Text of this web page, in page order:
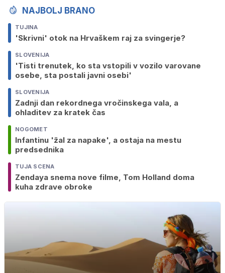
NAJBOLJ BRANO
TUJINA
'Skrivni' otok na Hrvaškem raj za svingerje?
SLOVENIJA
'Tisti trenutek, ko sta vstopili v vozilo varovane
osebe, sta postali javni osebi'
SLOVENIJA
Zadnji dan rekordnega vročinskega vala, a
ohladitev za kratek čas
NOGOMET
Infantinu 'žal za napake', a ostaja na mestu
predsednika
TUJA SCENA
Zendaya snema nove filme, Tom Holland doma
kuha zdrave obroke